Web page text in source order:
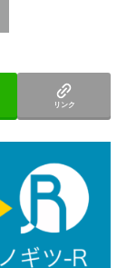
リンク